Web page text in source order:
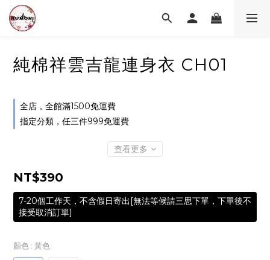
純棉祥雲吉龍連身衣 CH01
全店，全館滿1500免運費
指定分類，任三件999免運費
查看更多
NT$390
7-20個工作天，不含假日寄出[無法等候請三思下單，下單後不
接受取消訂單]
顏色 : 黃色